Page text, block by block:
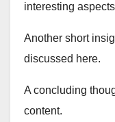
interesting
Another short
discussed here.
A concluding
content.